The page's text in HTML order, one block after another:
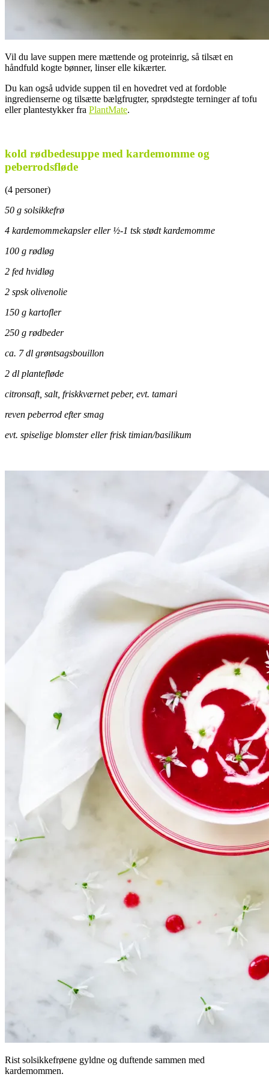
Vil du lave suppen mere mættende og proteinrig, så tilsæt en
håndfuld kogte bønner, linser elle kikærter.
Du kan også udvide suppen til en hovedret ved at fordoble
ingredienserne og tilsætte bælgfrugter, sprødstegte terninger af tofu
eller plantestykker fra PlantMate.
kold rødbedesuppe med kardemomme og
peberrodsfløde
(4 personer)
50 g solsikkefrø
4 kardemommekapsler eller ½-1 tsk stødt kardemomme
100 g rødløg
2 fed hvidløg
2 spsk olivenolie
150 g kartofler
250 g rødbeder
ca. 7 dl grøntsagsbouillon
2 dl plantefløde
citronsaft, salt, friskkværnet peber, evt. tamari
reven peberrod efter smag
evt. spiselige blomster eller frisk timian/basilikum
Rist solsikkefrøene gyldne og duftende sammen med
kardemommen.